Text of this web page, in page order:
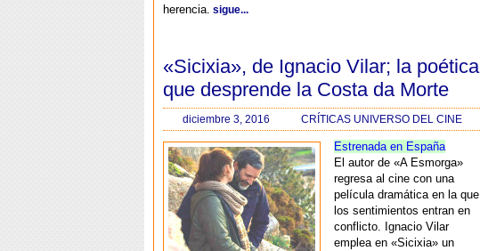
herencia. sigue...
«Sicixia», de Ignacio Vilar; la poética
que desprende la Costa da Morte
diciembre 3, 2016 CRÍTICAS UNIVERSO DEL CINE
Estrenada en España
El autor de «A Esmorga»
regresa al cine con una
película dramática en la que
los sentimientos entran en
conflicto. Ignacio Vilar
emplea en «Sicixia» un